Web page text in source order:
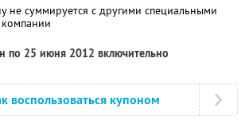
не суммируется с другими специальными
по 25 июня 2012 включительно
воспользоваться купоном